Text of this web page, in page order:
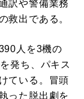
訳や警備業務
救出である。
人を3機の
発ち、パキス
ている。冒頭
った脱出劇を